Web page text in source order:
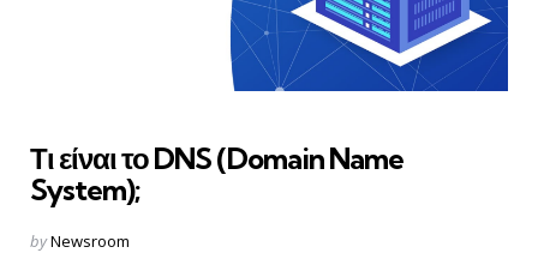
Τι είναι το DNS (Domain Name
System);
Posted
byNewsroom